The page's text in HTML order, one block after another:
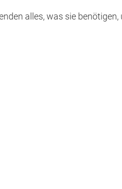
alles, was sie benötigen,